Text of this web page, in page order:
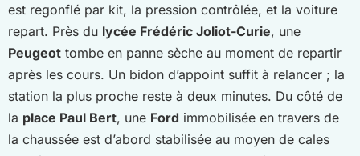
est regonflé par kit, la pression contrôlée, et la voiture
repart. Près du lycée Frédéric Joliot-Curie, une
Peugeot tombe en panne sèche au moment de repartir
après les cours. Un bidon d’appoint suffit à relancer ; la
station la plus proche reste à deux minutes. Du côté de
la place Paul Bert, une Ford immobilisée en travers de
la chaussée est d’abord stabilisée au moyen de cales